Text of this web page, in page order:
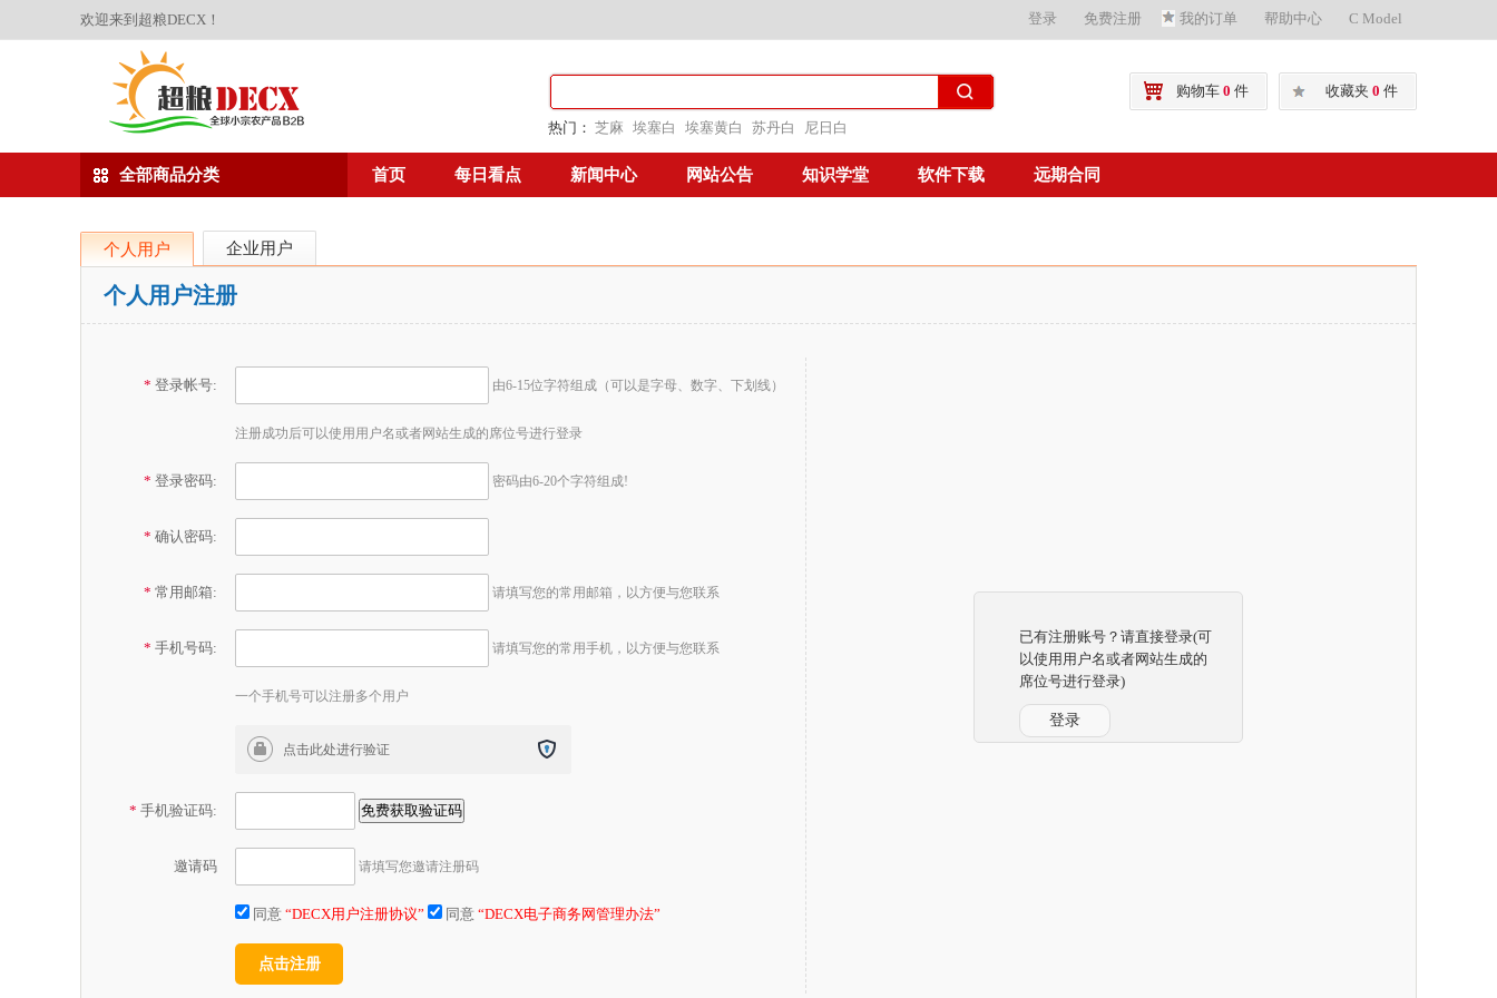
欢迎来到超粮DECX！ 登录 免费注册 我的订单 帮助中心 C Model
收藏夹 0 件
购物车 0 件
热门： 芝麻 埃塞白 埃塞黄白 苏丹白 尼日白
全部商品分类 首页 每日看点 新闻中心 网站公告 知识学堂 软件下载 远期合同
个人用户 企业用户
个人用户注册
* 登录帐号: 由6-15位字符组成（可以是字母、数字、下划线）
注册成功后可以使用用户名或者网站生成的席位号进行登录
* 登录密码: 密码由6-20个字符组成!
* 确认密码:
* 常用邮箱: 请填写您的常用邮箱，以方便与您联系
* 手机号码: 请填写您的常用手机，以方便与您联系
一个手机号可以注册多个用户
* 手机验证码:
邀请码 请填写您邀请注册码
同意 “DECX用户注册协议” 同意 “DECX电子商务网管理办法”
已有注册账号？请直接登录(可
以使用用户名或者网站生成的
席位号进行登录)
登录